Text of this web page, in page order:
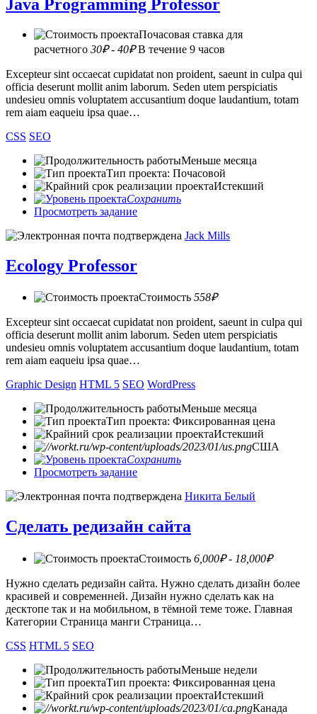
Java Programming Professor
Почасовая ставка для
расчетного 30₽ - 40₽В течение 9 часов
Excepteur sint occaecat cupidatat non proident, saeunt in culpa qui
officia deserunt mollit anim laborum. Seden utem perspiciatis
undesieu omnis voluptatem accusantium doque laudantium, totam
rem aiam eaqueiu ipsa quae…
CSS SEO
Меньше месяца
Тип проекта: Почасовой
Истекший
Сохранить
Просмотреть задание
Jack Mills
Ecology Professor
Стоимость 558₽
Excepteur sint occaecat cupidatat non proident, saeunt in culpa qui
officia deserunt mollit anim laborum. Seden utem perspiciatis
undesieu omnis voluptatem accusantium doque laudantium, totam
rem aiam eaqueiu ipsa quae…
Graphic Design HTML 5 SEO WordPress
Меньше месяца
Тип проекта: Фиксированная цена
Истекший
США
Сохранить
Просмотреть задание
Никита Белый
Сделать редизайн сайта
Стоимость 6,000₽ - 18,000₽
Нужно сделать редизайн сайта. Нужно сделать дизайн более
красивей и современней. Дизайн нужно сделать как на
десктопе так и на мобильном, в тёмной теме тоже. Главная
Категории Страница манги Страница…
CSS HTML 5 SEO
Меньше недели
Тип проекта: Фиксированная цена
Истекший
Канада